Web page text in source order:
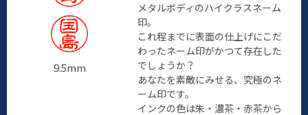
9.5mm
メタルボディのハイクラスネーム
印。
これ程までに表面の仕上げにこだ
わったネーム印がかつて存在した
でしょうか？
あなたを素敵にみせる、究極のネ
ーム印です。
インクの色は朱・濃茶・赤茶から